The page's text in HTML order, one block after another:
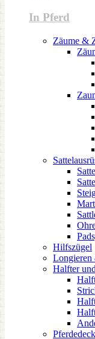
In Pferd
Zäume &
Hilfszügel
Longieren
Halfter